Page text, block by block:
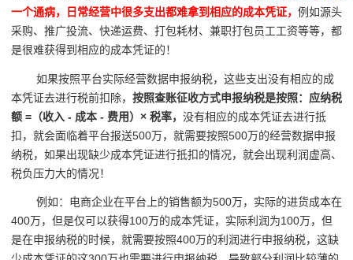
一个通病，日常经营中很多支出都难拿到相应的成本凭证， 例如源头
采购、推广投流、快递运费、打包耗材、兼职打包员工工资等等，都
是很难获得到相应的成本凭证的！
如果按照平台实际经营数据申报纳税，这些支出没有相应的成
本凭证去进行税前扣除， 按照查账征收方式申报纳税是按照：应纳税
额 =（收入 - 成本 - 费用）× 税率， 没有相应的成本凭证去进行抵
扣，就会面临着平台报送500万，就需要按照500万的经营数据申报
纳税，如果出现缺少成本凭证进行抵扣的情况，就会出现利润虚高、
税负压力大的情况！
例如：电商企业在平台上的销售额为500万，实际的进货成本在
400万，但是仅可以获得100万的成本凭证，实际利润为100万，但
是在申报纳税的时候，就需要按照400万的利润进行申报纳税，这缺